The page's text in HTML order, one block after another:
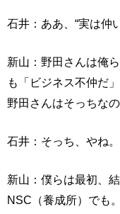
石井：ああ、“実は仲
新山：野田さんは俺
も「ビジネス不仲だ
野田さんはそっちなの
石井：そっち、やね。
新山：僕らは最初、
NSC（養成所）でも。